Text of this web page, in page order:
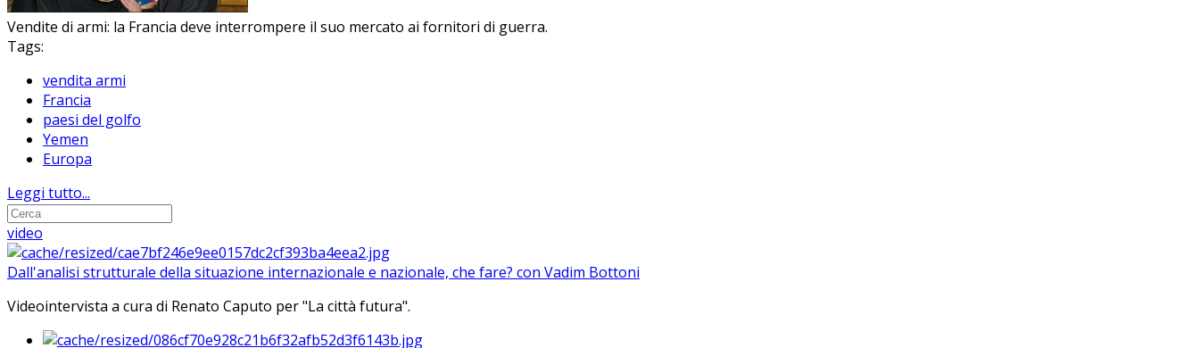
Vendite di armi: la Francia deve interrompere il suo mercato ai fornitori di guerra.
Tags:
vendita armi
Francia
paesi del golfo
Yemen
Europa
Leggi tutto...
video
Dall'analisi strutturale della situazione internazionale e nazionale, che fare? con Vadim Bottoni
Videointervista a cura di Renato Caputo per "La città futura".